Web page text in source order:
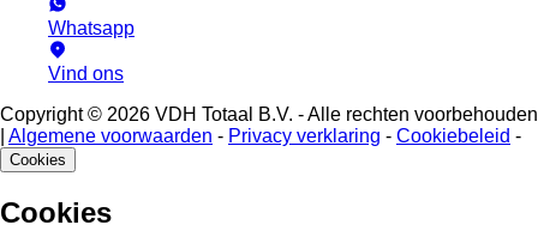
Whatsapp
Vind ons
Copyright © 2026 VDH Totaal B.V. - Alle rechten voorbehouden
Algemene voorwaarden - Privacy verklaring - Cookiebeleid -
Cookies
Cookies